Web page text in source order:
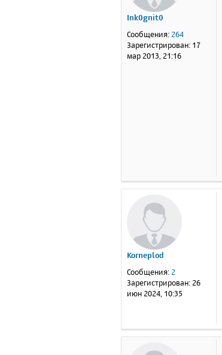
Ink0gnit0
Сообщения: 264
Зарегистрирован: 17
мар 2013, 21:16
Korneplod
Сообщения: 2
Зарегистрирован: 26
июн 2024, 10:35